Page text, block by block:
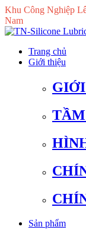
Khu Công Nghiệp
Nam
Trang chủ
Giới thiệu
Sản phẩm